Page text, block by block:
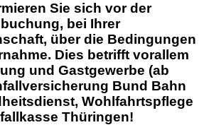
Sie sich vor der
bei Ihrer
über die Bedingungen
Dies betrifft vorallem
und Gastgewerbe (ab
Bund Bahn
Wohlfahrtspflege
Thüringen!